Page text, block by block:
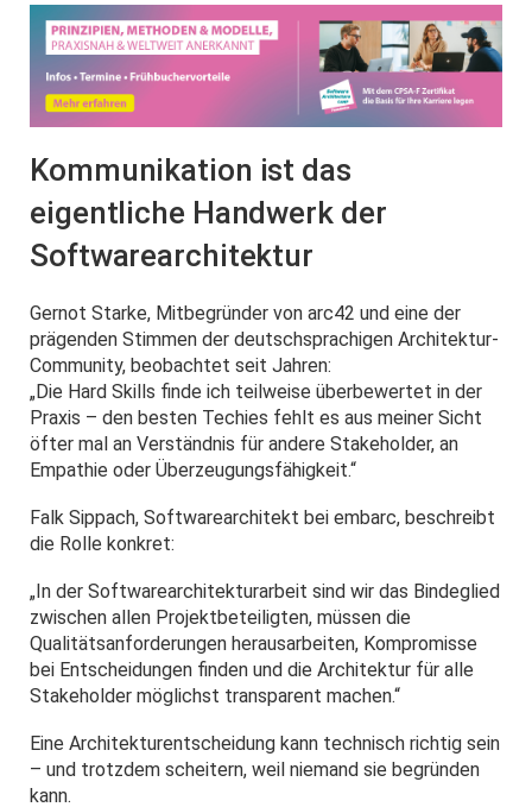
Kommunikation ist das
eigentliche Handwerk der
Softwarearchitektur
Gernot Starke, Mitbegründer von arc42 und eine der
prägenden Stimmen der deutschsprachigen Architektur-
Community, beobachtet seit Jahren:
„Die Hard Skills finde ich teilweise überbewertet in der
Praxis – den besten Techies fehlt es aus meiner Sicht
öfter mal an Verständnis für andere Stakeholder, an
Empathie oder Überzeugungsfähigkeit.“
Falk Sippach, Softwarearchitekt bei embarc, beschreibt
die Rolle konkret:
„In der Softwarearchitekturarbeit sind wir das Bindeglied
zwischen allen Projektbeteiligten, müssen die
Qualitätsanforderungen herausarbeiten, Kompromisse
bei Entscheidungen finden und die Architektur für alle
Stakeholder möglichst transparent machen.“
Eine Architekturentscheidung kann technisch richtig sein
– und trotzdem scheitern, weil niemand sie begründen
kann.